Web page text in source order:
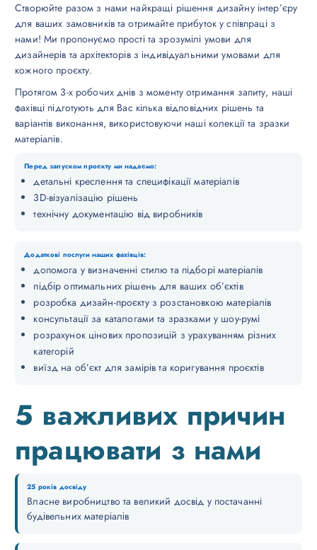
Створюйте разом з нами найкращі рішення дизайну інтер’єру
для ваших замовників та отримайте прибуток у співпраці з
нами! Ми пропонуємо прості та зрозумілі умови для
дизайнерів та архітекторів з індивідуальними умовами для
кожного проєкту.
Протягом 3-х робочих днів з моменту отримання запиту, наші
фахівці підготують для Вас кілька відповідних рішень та
варіантів виконання, використовуючи наші колекції та зразки
матеріалів.
Перед запуском проєкту ми надаємо:
детальні креслення та специфікації матеріалів
3D-візуалізацію рішень
технічну документацію від виробників
Додаткові послуги наших фахівців:
допомога у визначенні стилю та підборі матеріалів
підбір оптимальних рішень для ваших об’єктів
розробка дизайн-проєкту з розстановкою матеріалів
консультації за каталогами та зразками у шоу-румі
розрахунок цінових пропозицій з урахуванням різних
категорій
виїзд на об’єкт для замірів та коригування проєктів
5 важливих причин
працювати з нами
25 років досвіду
Власне виробництво та великий досвід у постачанні
будівельних матеріалів